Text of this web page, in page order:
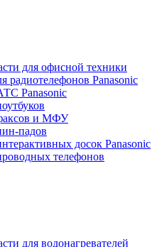
для офисной техники
радиотелефонов Panasonic
Panasonic
и МФУ
падов
досок Panasonic
телефонов
для водонагревателей